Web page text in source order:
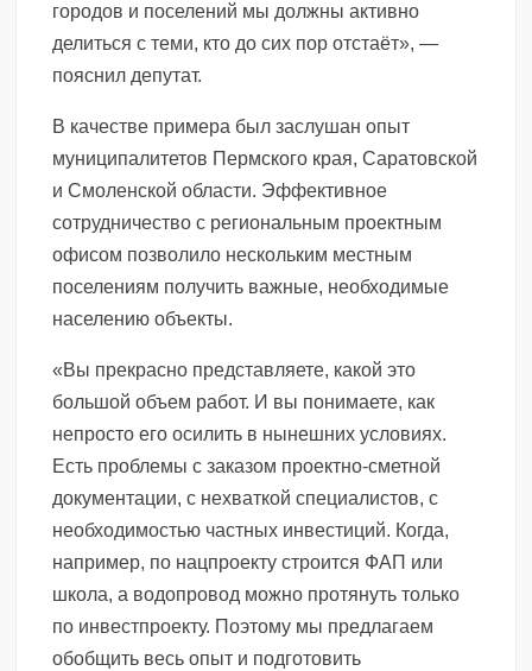
городов и поселений мы должны активно
делиться с теми, кто до сих пор отстаёт», —
пояснил депутат.
В качестве примера был заслушан опыт
муниципалитетов Пермского края, Саратовской
и Смоленской области. Эффективное
сотрудничество с региональным проектным
офисом позволило нескольким местным
поселениям получить важные, необходимые
населению объекты.
«Вы прекрасно представляете, какой это
большой объем работ. И вы понимаете, как
непросто его осилить в нынешних условиях.
Есть проблемы с заказом проектно-сметной
документации, с нехваткой специалистов, с
необходимостью частных инвестиций. Когда,
например, по нацпроекту строится ФАП или
школа, а водопровод можно протянуть только
по инвестпроекту. Поэтому мы предлагаем
обобщить весь опыт и подготовить